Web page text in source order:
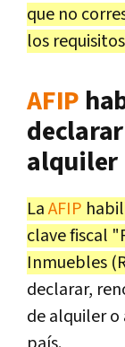
que no
los requisitos
AFIP
alquiler
LaAFIP
clave fiscal
Inmuebles
declarar,
de alquiler